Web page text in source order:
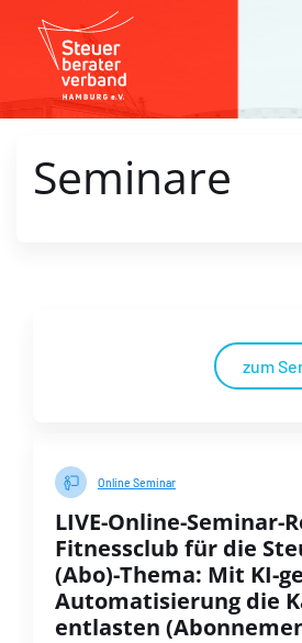
Seminare
zum
Online Seminar
LIVE-Online-Seminar-
Fitnessclub für die
(Abo)-Thema: Mit KI-
Automatisierung die
entlasten